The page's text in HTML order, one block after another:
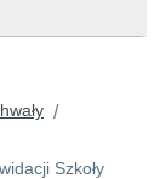
/
Szkoły